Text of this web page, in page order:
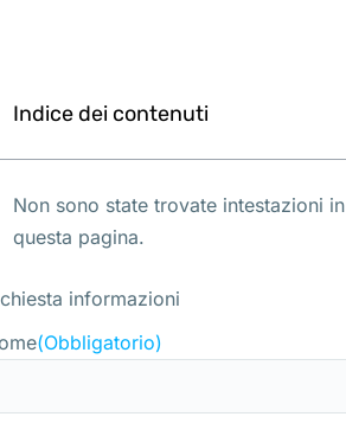
Indice dei contenuti
Non sono state trovate intestazioni in
questa pagina.
informazioni
(Obbligatorio)